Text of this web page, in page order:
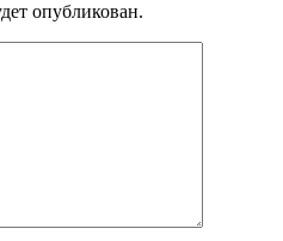
опубликован.